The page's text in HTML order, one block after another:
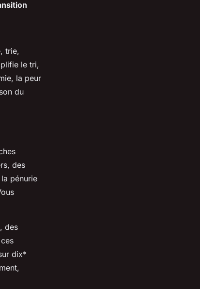
trie,
le tri,
la peur
du
des
pénurie
des
dix*